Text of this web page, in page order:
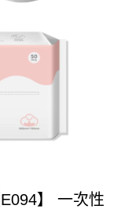
】 一次性